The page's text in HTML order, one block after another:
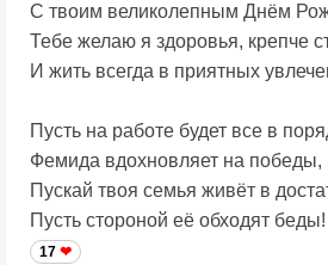
С твоим великолепным Днём
Тебе желаю я здоровья, крепче
И жить всегда в приятных
Пусть на работе будет все в
Фемида вдохновляет на победы,
Пускай твоя семья живёт в
Пусть стороной её обходят беды!
17